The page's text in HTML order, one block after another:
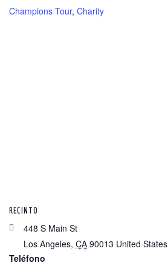
Champions Tour, Charity
RECINTO
448 S Main St
Los Angeles, CA 90013 United States
Teléfono